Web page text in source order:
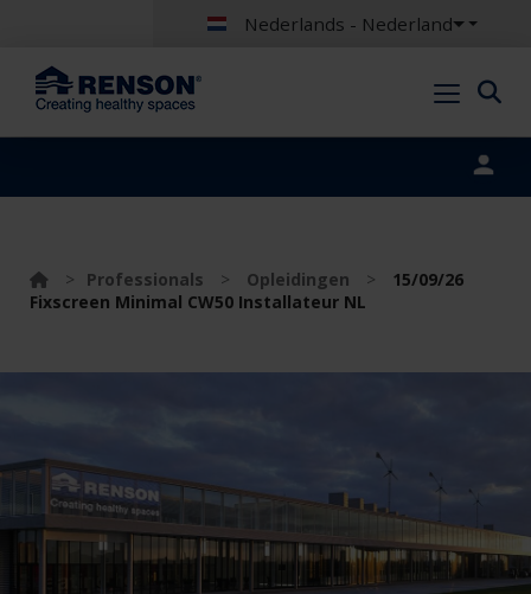
Nederlands - Nederland
> Professionals > Opleidingen >
15/09/26
Fixscreen Minimal CW50 Installateur NL